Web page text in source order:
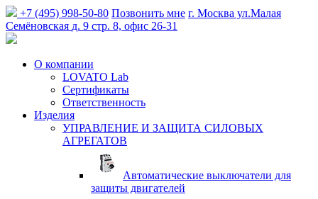
+7 (495) 998-50-80 Позвонить мне г. Москва ул.Малая
Семёновская д. 9 стр. 8, офис 26-31
О компании
LOVATO Lab
Сертификаты
Ответственность
Изделия
УПРАВЛЕНИЕ И ЗАЩИТА СИЛОВЫХ
АГРЕГАТОВ
Автоматические выключатели для
защиты двигателей